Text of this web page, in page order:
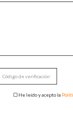
He leido y acepto la